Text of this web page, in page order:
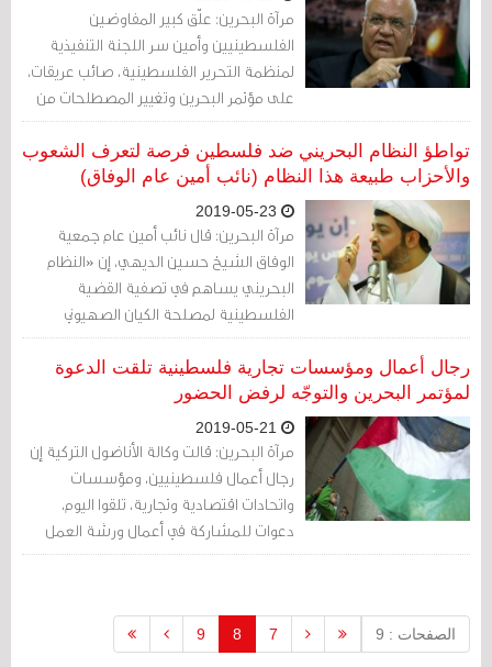
مرآة البحرين: علّق كبير المفاوضين
الفلسطينيين وأمين سر اللجنة التنفيذية
لمنظمة التحرير الفلسطينية، صائب عريقات،
على مؤتمر البحرين وتغيير المصطلحات من
السلام إلى "الإزدهار".
تواطؤ النظام البحريني ضد فلسطين فرصة لتعرف الشعوب
والأحزاب طبيعة هذا النظام (نائب أمين عام الوفاق)
مرآة البحرين: قال نائب أمين عام جمعية
الوفاق الشيخ حسين الديهي، إن «النظام
البحريني يساهم في تصفية القضية
الفلسطينية لمصلحة الكيان الصهيوني
وبشروطه من خلال احتضانه لمؤتمر أمريكي
صهيوني لتدشين القسم الأول لما يسمى
بصفقة القرن⁩».
رجال أعمال ومؤسسات تجارية فلسطينية تلقت الدعوة
لمؤتمر البحرين والتوجّه لرفض الحضور
مرآة البحرين: قالت وكالة الأناضول التركية إن
رجال أعمال فلسطينيين، ومؤسسات
واتحادات اقتصادية وتجارية، تلقوا اليوم،
دعوات للمشاركة في أعمال ورشة العمل
الاقتصادية المرتقب أن تنظمها الولايات
القيادة الفلسطينية.
الصفحات : 9 7
8
9